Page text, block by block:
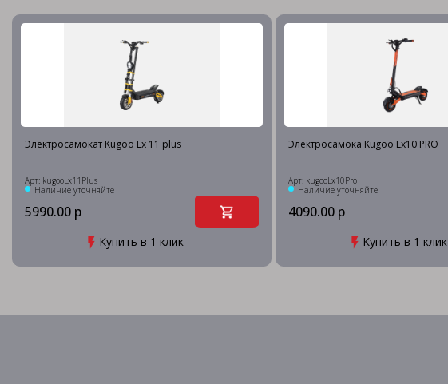
Электросамокат Kugoo Lx 11 plus
Арт: kugooLx11Plus
Наличие уточняйте
5990.00 р
Купить в 1 клик
Электросамока Kugoo Lx10 PRO
Арт: kugooLx10Pro
Наличие уточняйте
4090.00 р
Купить в 1 клик